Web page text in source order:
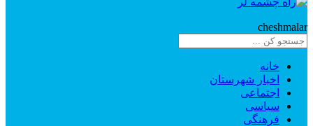
cheshmalar
خانه
اخبار شهرستان
اجتماعی
سیاسی
فرهنگی